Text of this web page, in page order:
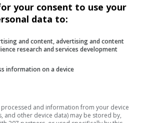
your consent to use your
data to:
and content, advertising and content
research and services development
information on a device
and information from your device
and other device data) may be stored by,